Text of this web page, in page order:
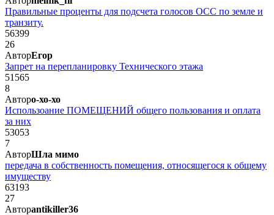
Правильные проценты для подсчета голосов ОСС по земле и
транзиту.
56399
26
АвторЕгор
Запрет на перепланировку Технического этажа
51565
8
Авторо-хо-хо
Использоание ПОМЕЩЕНИЙ общего пользования и оплата
за них
53053
7
АвторШла мимо
передача в собственность помещения, относящегося к общему
имуществу
63193
27
Авторantikiller36